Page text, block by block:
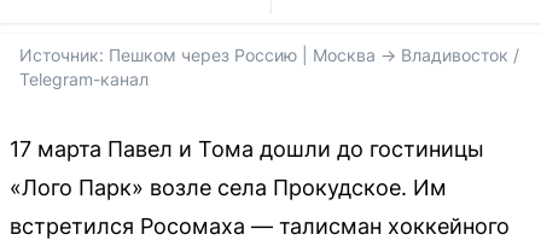
Источник: Пешком через Россию | Москва -> Владивосток /
Telegram-канал
17 марта Павел и Тома дошли до гостиницы
«Лого Парк» возле села Прокудское. Им
встретился Росомаха — талисман хоккейного